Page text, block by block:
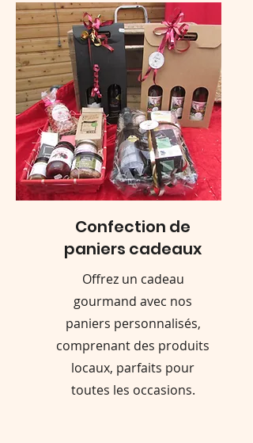
Confection de
paniers cadeaux
Offrez un cadeau
gourmand avec nos
paniers personnalisés,
comprenant des produits
locaux, parfaits pour
toutes les occasions.